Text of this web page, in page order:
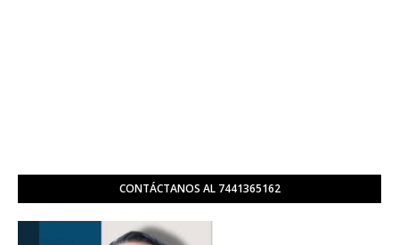
CONTÁCTANOS AL 7441365162